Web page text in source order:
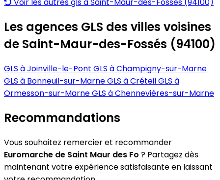
Voir les autres gls à Saint-Maur-des-Fossés (94100)
Les agences GLS des villes voisines
de Saint-Maur-des-Fossés (94100)
GLS à Joinville-le-Pont GLS à Champigny-sur-Marne
GLS à Bonneuil-sur-MarneGLS à CréteilGLS à
Ormesson-sur-MarneGLS à Chennevières-sur-Marne
Recommandations
Vous souhaitez remercier et recommander
Euromarche de Saint Maur des Fo ? Partagez dès
maintenant votre expérience satisfaisante en laissant